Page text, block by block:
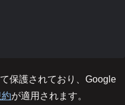
保護されており、Google
が適用されます。